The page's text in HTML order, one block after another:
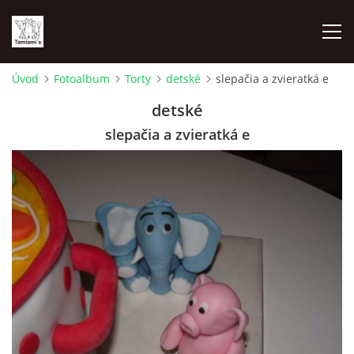
VRHY
NAŠI ŠAMPIÓNI
VÝSTAVY
FOTOALBUM
Úvod Fotoalbum Torty detské slepačia a zvieratká e
detské
slepačia a zvieratká e